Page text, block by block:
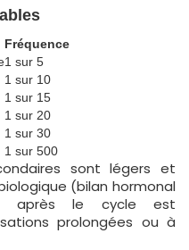
Fréquence
1 sur 5
1 sur 10
1 sur 15
1 sur 20
1 sur 30
1 sur 500
sont légers et
(bilan hormonal
après le cycle est
prolongées ou à